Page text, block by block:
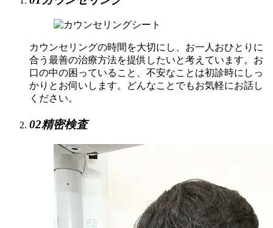
カウンセリングの時間を大切にし、お一人おひとりに
合う最善の治療方法を提供したいと考えています。お
口の中の困っていること、不安なことは初診時にしっ
かりとお伺いします。どんなことでもお気軽にお話し
ください。
02精密検査